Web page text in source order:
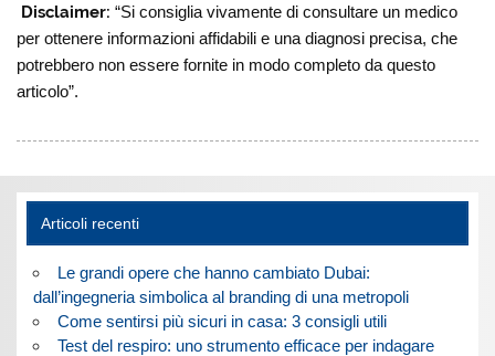
Disclaimer: “Si consiglia vivamente di consultare un medico
per ottenere informazioni affidabili e una diagnosi precisa, che
potrebbero non essere fornite in modo completo da questo
articolo”.
Articoli recenti
Le grandi opere che hanno cambiato Dubai:
dall’ingegneria simbolica al branding di una metropoli
Come sentirsi più sicuri in casa: 3 consigli utili
Test del respiro: uno strumento efficace per indagare